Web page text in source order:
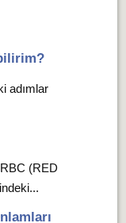
adımlar
(RED